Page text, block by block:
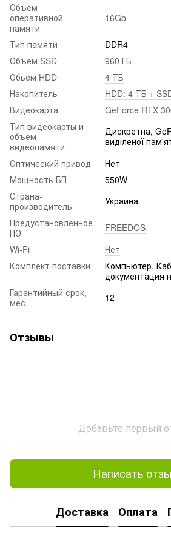
Объем
оперативной
памяти
16Gb
Тип памяти
DDR4
Объем SSD
960 ГБ
Обьем HDD
4 ТБ
Накопитель
HDD: 4 ТБ +
Видеокарта
GeForce RTX
Тип видеокарты и
объем
видеопамяти
Дискретна,
виділеної
Оптический привод
Нет
Мощность БП
550W
Страна-
производитель
Украина
Предустановленное
ПО
FREEDOS
Wi-Fi
Нет
Комплект поставки
Компьютер,
документация
Гарантийный срок,
мес.
12
Отзывы
Добавьте первый
Написать
Доставка Оплата